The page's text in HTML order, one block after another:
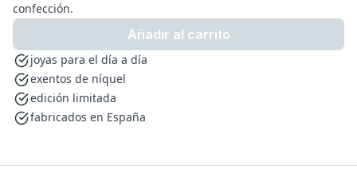
confección.
Añadir al carrito
joyas para el día a día
exentos de níquel
edición limitada
fabricados en España